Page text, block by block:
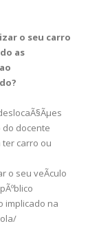
o seu carro
as
do docente
ter carro ou
o seu veÃ­culo
implicado na